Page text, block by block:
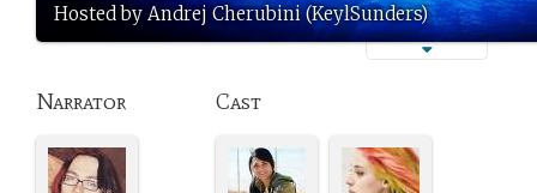
Hosted by Andrej Cherubini (KeylSunders)
Narrator Cast